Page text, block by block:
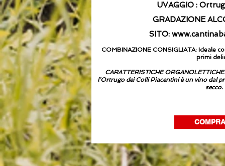
UVAGGIO :
GRADAZIONE
SITO:
COMBINAZIONE CONSIGLIATA: Ideale
primi
CARATTERISTICHE
l’Ortrugo dei Colli Piacentini è un vino dal
secco.